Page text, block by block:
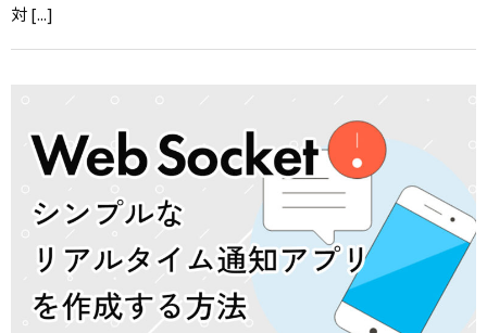
対 [...]